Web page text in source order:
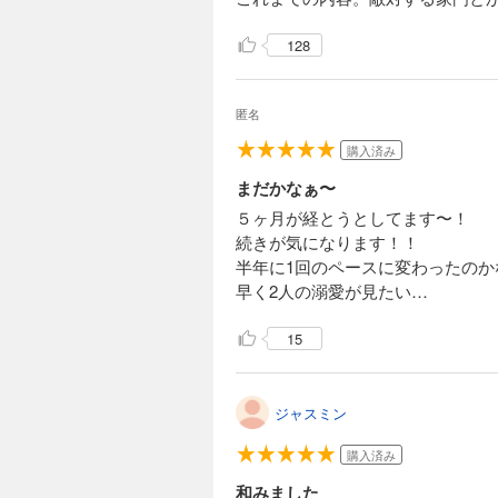
128
匿名
購入済み
まだかなぁ〜
５ヶ月が経とうとしてます〜！
続きが気になります！！
半年に1回のペースに変わったの
早く2人の溺愛が見たい…
15
ジャスミン
購入済み
和みました